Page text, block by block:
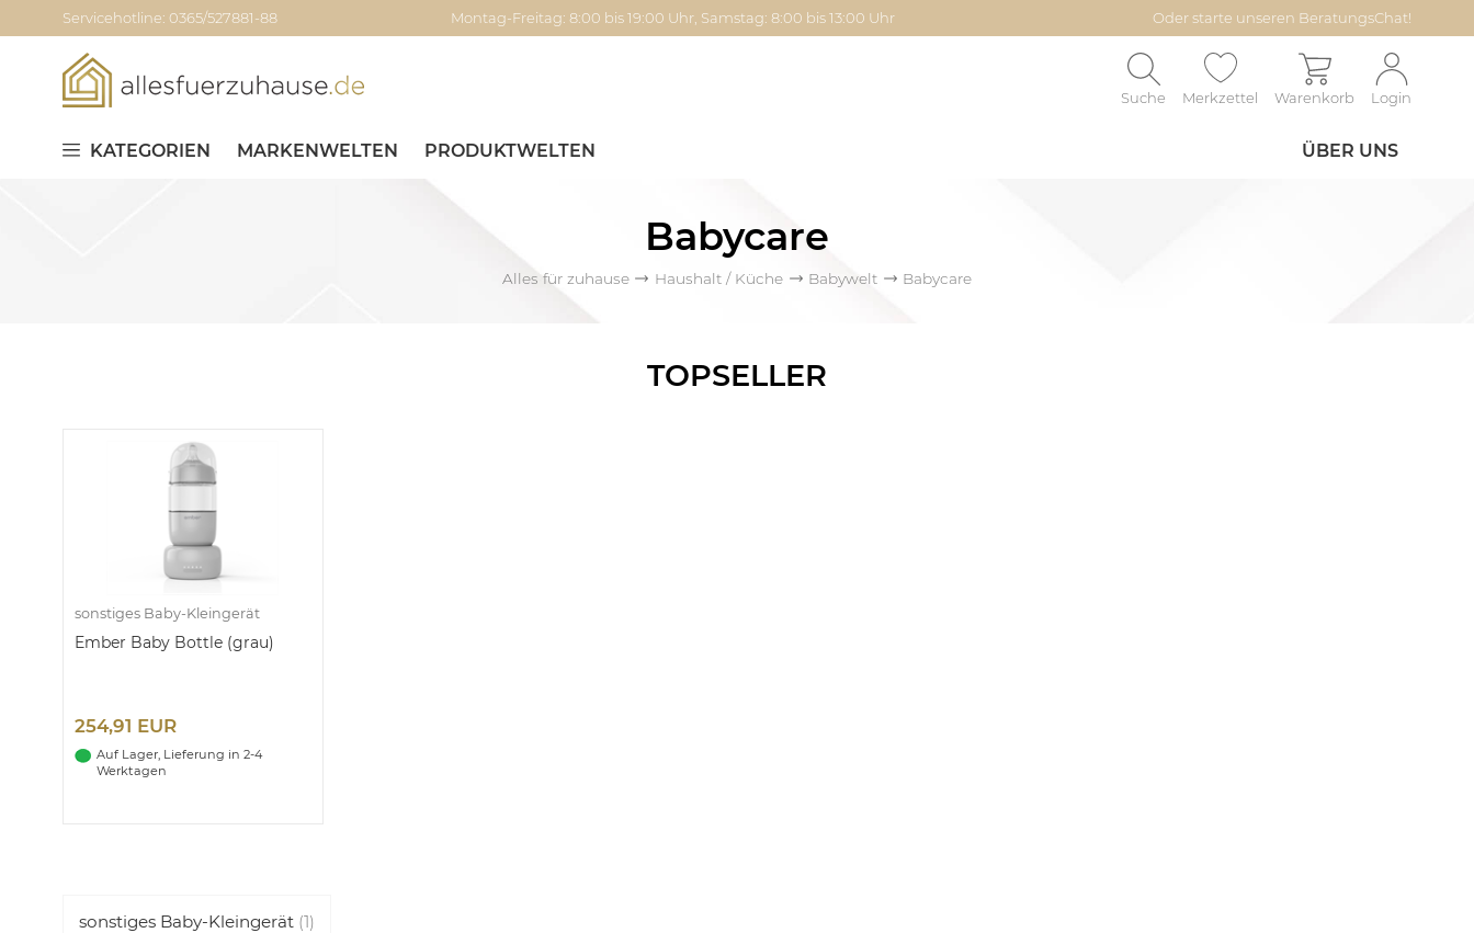
Servicehotline: 0365/527881-88 Montag-Freitag: 8:00 bis 19:00 Uhr, Samstag: 8:00 bis 13:00 Uhr Oder starte unseren BeratungsChat!
Suche Merkzettel Warenkorb Login
KATEGORIEN MARKENWELTEN PRODUKTWELTEN ÜBER UNS
Babycare
Alles für zuhause Haushalt / Küche Babywelt Babycare
TOPSELLER
sonstiges Baby-Kleingerät
Ember Baby Bottle (grau)
254,91 EUR
Auf Lager, Lieferung in 2-4
Werktagen
sonstiges Baby-Kleingerät (1)